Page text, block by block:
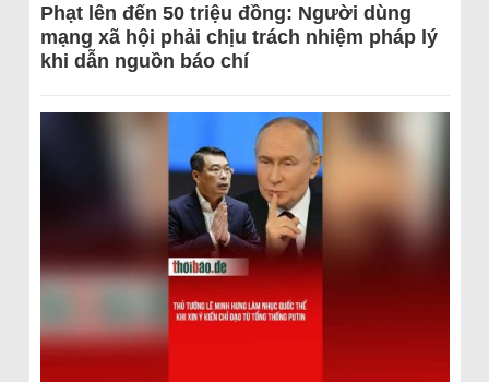
Phạt lên đến 50 triệu đồng: Người dùng
mạng xã hội phải chịu trách nhiệm pháp lý
khi dẫn nguồn báo chí